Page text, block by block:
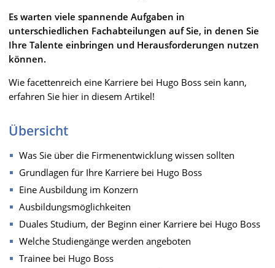
Es warten viele spannende Aufgaben in
unterschiedlichen Fachabteilungen auf Sie, in denen Sie
Ihre Talente einbringen und Herausforderungen nutzen
können.
Wie facettenreich eine Karriere bei Hugo Boss sein kann,
erfahren Sie hier in diesem Artikel!
Übersicht
Was Sie über die Firmenentwicklung wissen sollten
Grundlagen für Ihre Karriere bei Hugo Boss
Eine Ausbildung im Konzern
Ausbildungsmöglichkeiten
Duales Studium, der Beginn einer Karriere bei Hugo Boss
Welche Studiengänge werden angeboten
Trainee bei Hugo Boss